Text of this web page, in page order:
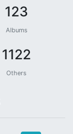
123
Albums
1122
Others